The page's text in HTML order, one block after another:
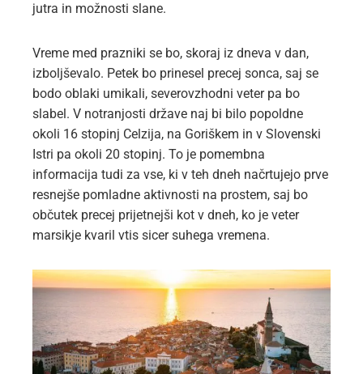
jutra in možnosti slane.
Vreme med prazniki se bo, skoraj iz dneva v dan,
izboljševalo. Petek bo prinesel precej sonca, saj se
bodo oblaki umikali, severovzhodni veter pa bo
slabel. V notranjosti države naj bi bilo popoldne
okoli 16 stopinj Celzija, na Goriškem in v Slovenski
Istri pa okoli 20 stopinj. To je pomembna
informacija tudi za vse, ki v teh dneh načrtujejo prve
resnejše pomladne aktivnosti na prostem, saj bo
občutek precej prijetnejši kot v dneh, ko je veter
marsikje kvaril vtis sicer suhega vremena.